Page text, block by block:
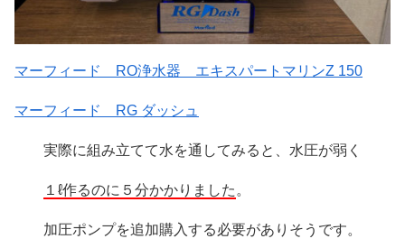
マーフィード RO浄水器 エキスパートマリンZ 150
マーフィード RG ダッシュ
実際に組み立てて水を通してみると、水圧が弱く
１ℓ作るのに５分かかりました 。
加圧ポンプを追加購入する必要がありそうです。